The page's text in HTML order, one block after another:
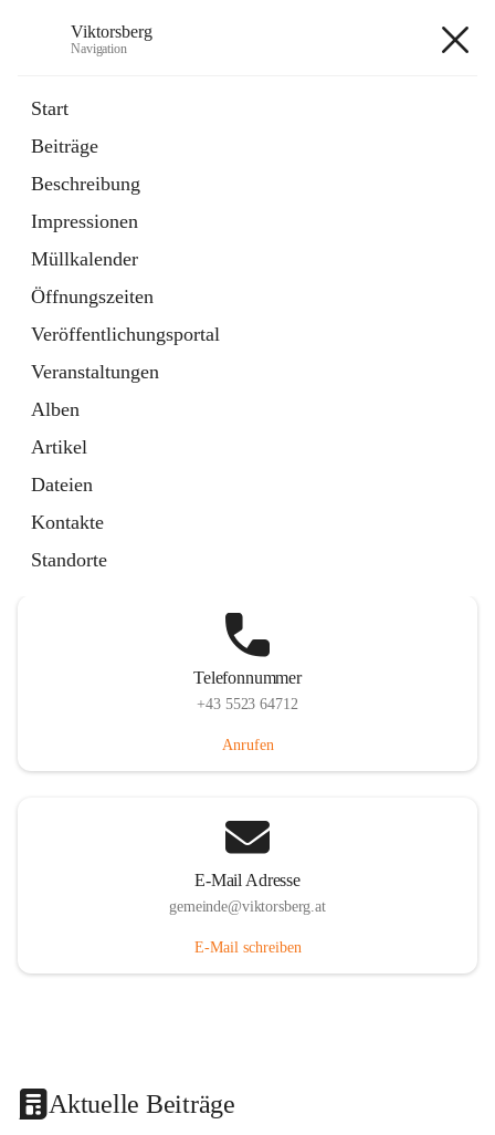
Viktorsberg
Navigation
Start
Beiträge
Beschreibung
Impressionen
Müllkalender
Öffnungszeiten
Veröffentlichungsportal
Veranstaltungen
Alben
Artikel
Dateien
Kontakte
Standorte
1 Schnellzugriff
Bürgerservice
10 Schnellzugriffe
Telefonnummer
+43 5523 64712
Anrufen
E-Mail Adresse
gemeinde@viktorsberg.at
E-Mail schreiben
Aktuelle Beiträge